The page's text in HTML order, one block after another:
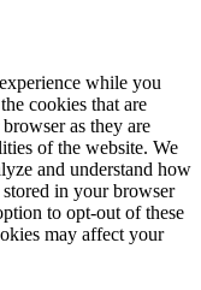
while you
cookies that are
as they are
of the website. We
and understand how
in your browser
to opt-out of these
may affect your